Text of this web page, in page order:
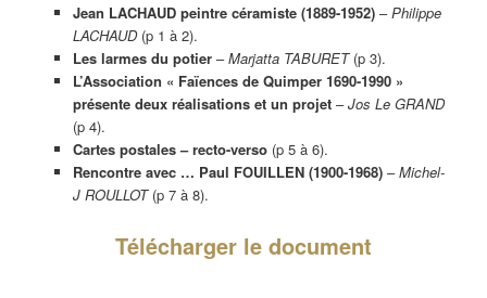
Jean LACHAUD peintre céramiste (1889-1952)–Philippe
LACHAUD(p 1 à 2).
Les larmes du potier –Marjatta TABURET (p 3).
L’Association « Faïences de Quimper 1690-1990 »
présente deux réalisations et un projet –Jos Le GRAND
(p 4).
Cartes postales – recto-verso(p 5 à 6).
Rencontre avec … Paul FOUILLEN (1900-1968) –Michel-
J ROULLOT(p 7 à 8).
Télécharger le document